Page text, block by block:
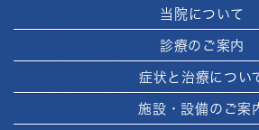
当院について
診療のご案内
症状と治療につい
施設・設備のご案